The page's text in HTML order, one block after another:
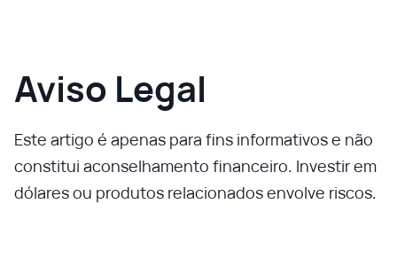
Aviso Legal
Este artigo é apenas para fins informativos e não
constitui aconselhamento financeiro. Investir em
dólares ou produtos relacionados envolve riscos.